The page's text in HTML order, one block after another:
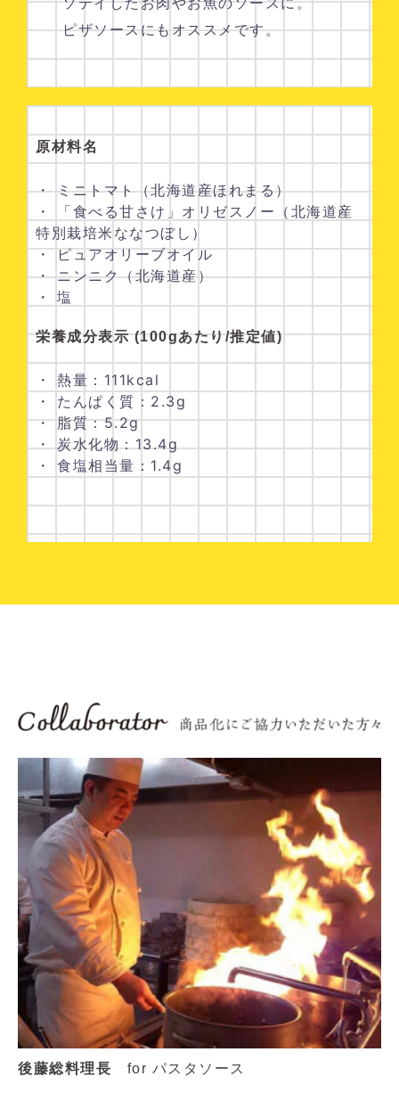
ピザソースにもオススメです。
原材料名
・ ミニトマト（北海道産ほれまる）
・ 「食べる甘さけ」オリゼスノー（北海道産
特別栽培米ななつぼし）
・ ピュアオリーブオイル
・ ニンニク（北海道産）
・ 塩
栄養成分表示 (100gあたり/推定値)
・ 熱量：111kcal
・ たんぱく質：2.3g
・ 脂質：5.2g
・ 炭水化物：13.4g
・ 食塩相当量：1.4g
後藤総料理長 for パスタソース